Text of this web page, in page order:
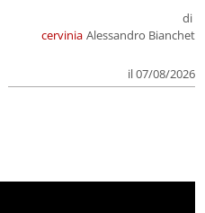
cervinia
di
Alessandro Bianchet
il 07/08/2026